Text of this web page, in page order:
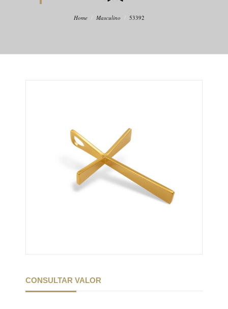
Home Masculino 53392
CONSULTAR VALOR